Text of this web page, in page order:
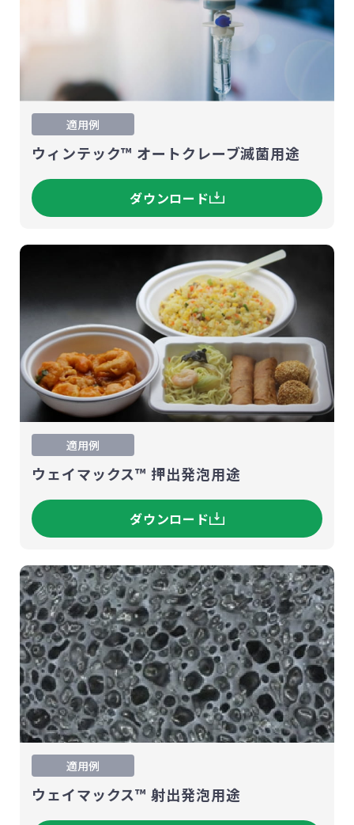
適用例
ウィンテック™ オートクレーブ滅菌用途
ダウンロード
適用例
ウェイマックス™ 押出発泡用途
ダウンロード
適用例
ウェイマックス™ 射出発泡用途